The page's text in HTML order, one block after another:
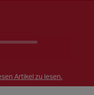
Artikel zu lesen.